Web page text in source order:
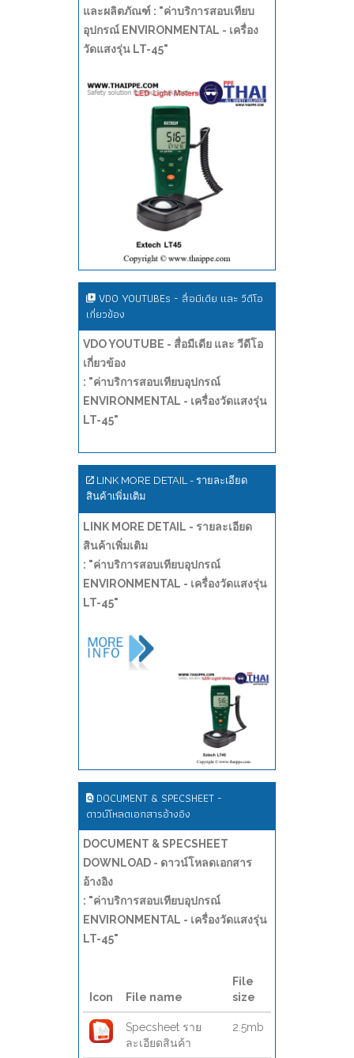
และผลิตภัณฑ์ : "ค่าบริการสอบเทียบ
อุปกรณ์ ENVIRONMENTAL - เครื่อง
วัดแสงรุ่น LT-45"
VDO YOUTUBEs - สื่อมีเดีย และ วีดีโอ
เกี่ยวข้อง
VDO YOUTUBE - สื่อมีเดีย และ วีดีโอ
เกี่ยวข้อง
: "ค่าบริการสอบเทียบอุปกรณ์
ENVIRONMENTAL - เครื่องวัดแสงรุ่น
LT-45"
LINK MORE DETAIL - รายละเอียด
สินค้าเพิ่มเติม
LINK MORE DETAIL - รายละเอียด
สินค้าเพิ่มเติม
: "ค่าบริการสอบเทียบอุปกรณ์
ENVIRONMENTAL - เครื่องวัดแสงรุ่น
LT-45"
DOCUMENT & SPECSHEET -
ดาวน์โหลดเอกสารอ้างอิง
DOCUMENT & SPECSHEET
DOWNLOAD - ดาวน์โหลดเอกสาร
อ้างอิง
: "ค่าบริการสอบเทียบอุปกรณ์
ENVIRONMENTAL - เครื่องวัดแสงรุ่น
LT-45"
Icon File name
File
size
Specsheet ราย
ละเอียดสินค้า
2.5mb